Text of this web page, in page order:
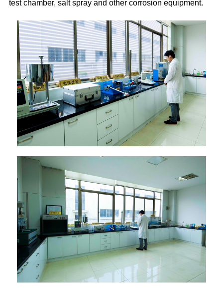
test chamber, salt spray and other corrosion equipment.